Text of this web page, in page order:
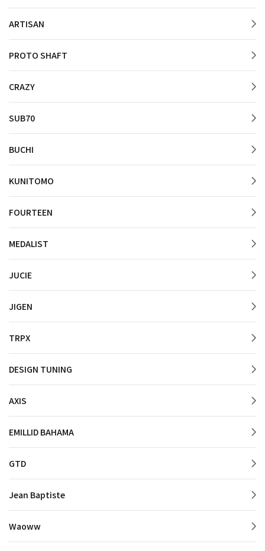
ARTISAN
PROTO SHAFT
CRAZY
SUB70
BUCHI
KUNITOMO
FOURTEEN
MEDALIST
JUCIE
JIGEN
TRPX
DESIGN TUNING
AXIS
EMILLID BAHAMA
GTD
Jean Baptiste
Waoww